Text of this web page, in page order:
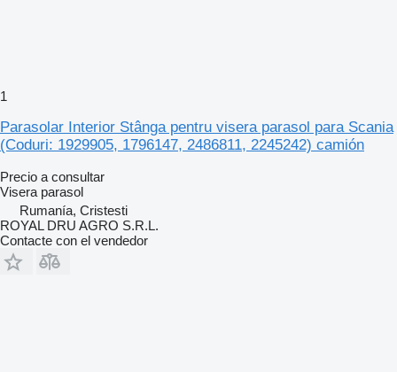
1
Parasolar Interior Stânga pentru visera parasol para Scania
(Coduri: 1929905, 1796147, 2486811, 2245242) camión
Precio a consultar
Visera parasol
Rumanía, Cristesti
ROYAL DRU AGRO S.R.L.
Contacte con el vendedor